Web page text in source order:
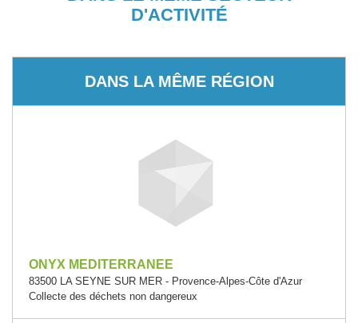
D'ACTIVITÉ
DANS LA MÊME RÉGION
ONYX MEDITERRANEE
83500 LA SEYNE SUR MER - Provence-Alpes-Côte d'Azur
Collecte des déchets non dangereux